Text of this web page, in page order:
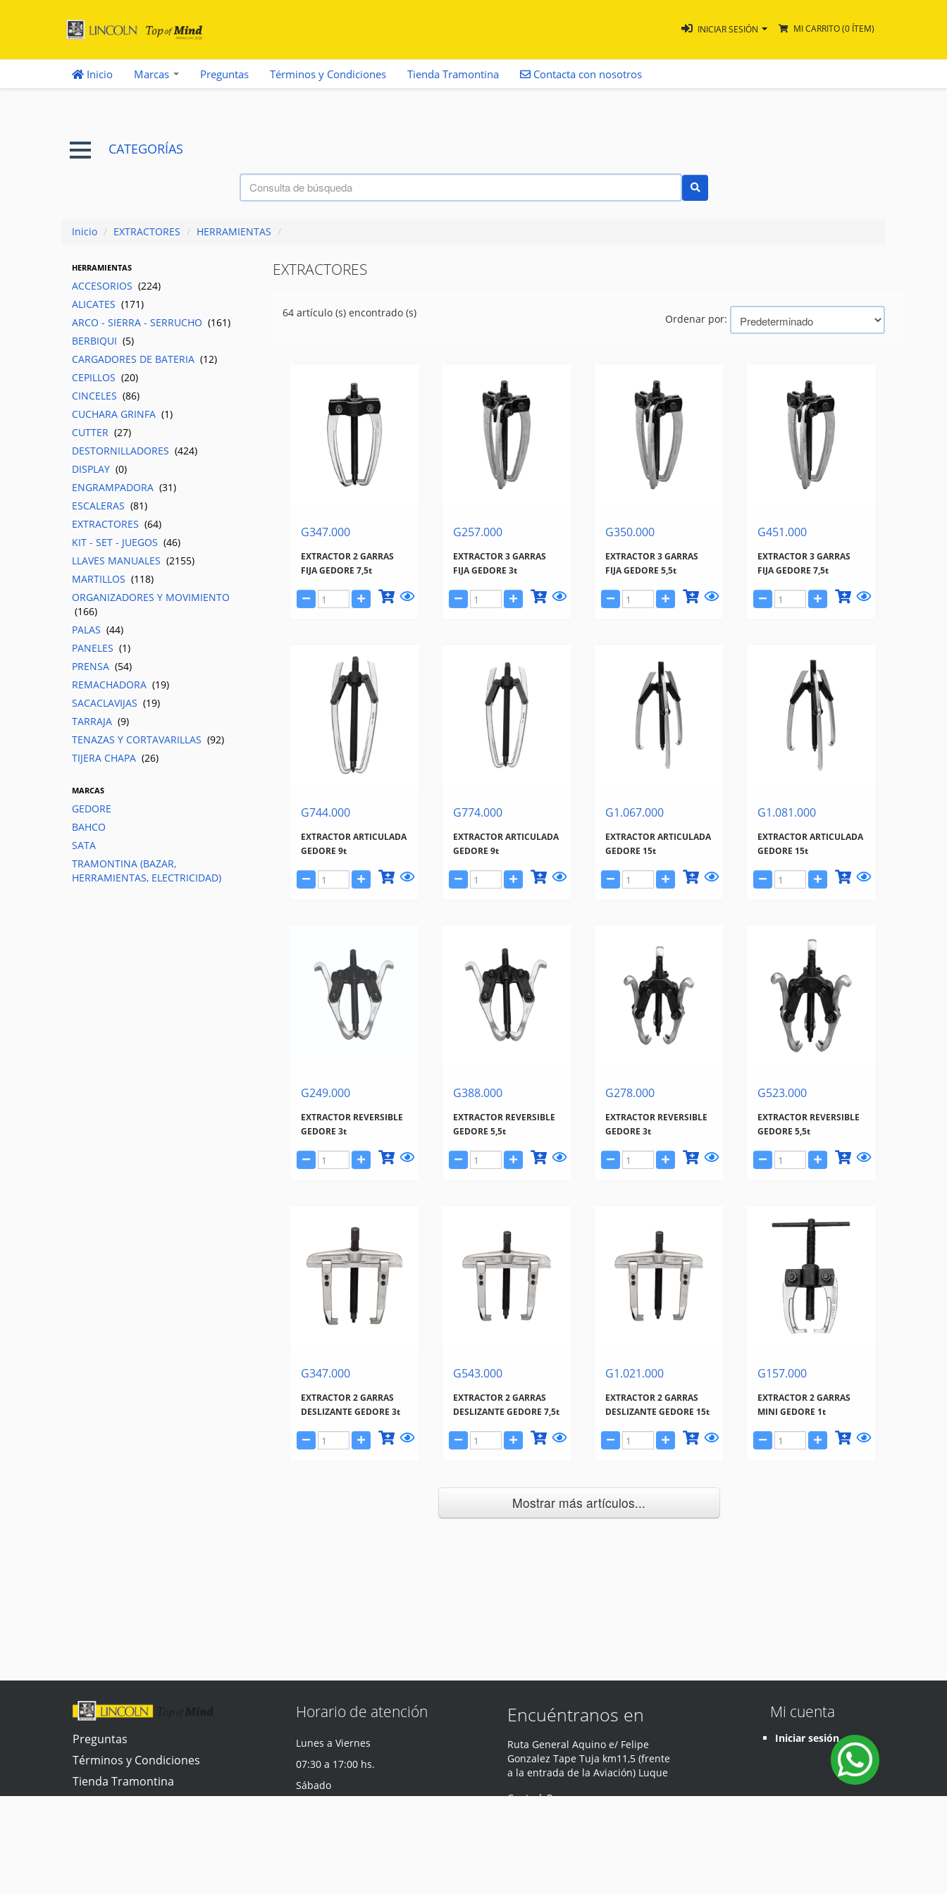
INICIAR SESIÓN MI CARRITO(0 ÍTEM)
Inicio Marcas Preguntas Términos y Condiciones Tienda Tramontina Contacta con nosotros
CATEGORÍAS
Inicio / EXTRACTORES / HERRAMIENTAS /
HERRAMIENTAS
ACCESORIOS (224)
ALICATES (171)
ARCO - SIERRA - SERRUCHO (161)
BERBIQUI (5)
CARGADORES DE BATERIA (12)
CEPILLOS (20)
CINCELES (86)
CUCHARA GRINFA (1)
CUTTER (27)
DESTORNILLADORES (424)
DISPLAY (0)
ENGRAMPADORA (31)
ESCALERAS (81)
EXTRACTORES (64)
KIT - SET - JUEGOS (46)
LLAVES MANUALES (2155)
MARTILLOS (118)
ORGANIZADORES Y MOVIMIENTO
(166)
PALAS (44)
PANELES (1)
PRENSA (54)
REMACHADORA (19)
SACACLAVIJAS (19)
TARRAJA (9)
TENAZAS Y CORTAVARILLAS (92)
TIJERA CHAPA (26)
MARCAS
GEDORE
BAHCO
SATA
TRAMONTINA (BAZAR,
HERRAMIENTAS, ELECTRICIDAD)
EXTRACTORES
64 artículo (s) encontrado (s) Ordenar por:
G347.000
EXTRACTOR 2 GARRAS
FIJA GEDORE 7,5t
G257.000
EXTRACTOR 3 GARRAS
FIJA GEDORE 3t
G350.000
EXTRACTOR 3 GARRAS
FIJA GEDORE 5,5t
G451.000
EXTRACTOR 3 GARRAS
FIJA GEDORE 7,5t
G744.000
EXTRACTOR ARTICULADA
GEDORE 9t
G774.000
EXTRACTOR ARTICULADA
GEDORE 9t
G1.067.000
EXTRACTOR ARTICULADA
GEDORE 15t
G1.081.000
EXTRACTOR ARTICULADA
GEDORE 15t
G249.000
EXTRACTOR REVERSIBLE
GEDORE 3t
G388.000
EXTRACTOR REVERSIBLE
GEDORE 5,5t
G278.000
EXTRACTOR REVERSIBLE
GEDORE 3t
G523.000
EXTRACTOR REVERSIBLE
GEDORE 5,5t
G347.000
EXTRACTOR 2 GARRAS
DESLIZANTE GEDORE 3t
G543.000
EXTRACTOR 2 GARRAS
DESLIZANTE GEDORE 7,5t
G1.021.000
EXTRACTOR 2 GARRAS
DESLIZANTE GEDORE 15t
G157.000
EXTRACTOR 2 GARRAS
MINI GEDORE 1t
Mostrar más artículos...
Preguntas
Términos y Condiciones
Tienda Tramontina
Horario de atención
Lunes a Viernes
07:30 a 17:00 hs.
Sábado
Encuéntranos en
Ruta General Aquino e/ Felipe
Gonzalez Tape Tuja km11,5 (frente
a la entrada de la Aviación) Luque
Central,Paraguay
Mi cuenta
Iniciar sesión